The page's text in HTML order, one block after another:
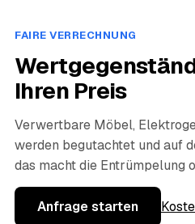
FAIRE VERRECHNUNG
Ihren Preis
Verwertbare Möbel,
werden begutachtet und auf
das macht die Entrümpelung
Anfrage starten